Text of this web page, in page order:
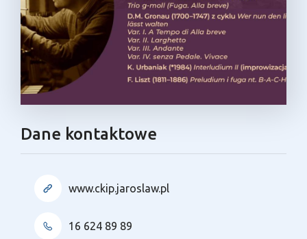
Dane kontaktowe
www.ckip.jaroslaw.pl
16 624 89 89